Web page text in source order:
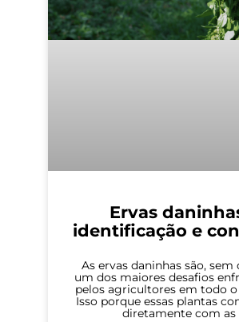
Ervas
identificação e
As ervas daninhas são, sem
um dos maiores desafios
pelos agricultores em todo
Isso porque essas plantas
diretamente com as